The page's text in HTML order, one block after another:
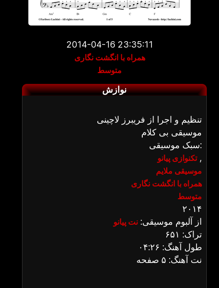
2014-04-16 23:35:11
همراه با انگشت نگاری
متوسط
نوازش
تنظیم و اجرا از فریبرز لاچینی
موسیقی بی کلام
سبک موسیقی:
تکنوازی پیانو,
موسیقی ملایم
همراه با انگشت نگاری
متوسط
۲۰۱۴
از آلبوم موسیقی: نت پیانو
تراک: ۶۵۱
طول آهنگ: ۰۴:۲۶
نت آهنگ: ۵ صفحه